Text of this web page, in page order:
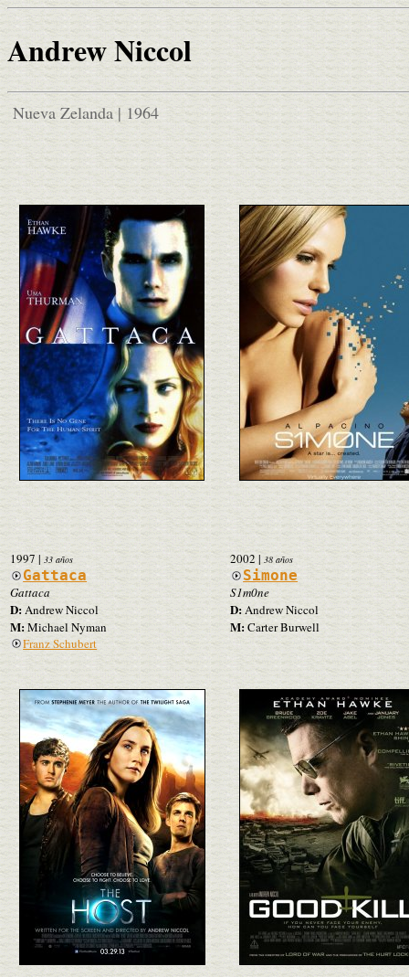
Andrew Niccol
Nueva Zelanda | 1964
1997 | 33 años
Gattaca
Gattaca
D:Andrew Niccol
M:Michael Nyman
Franz Schubert
2002 |38 años
Simone
S1m0ne
D:Andrew Niccol
M:Carter Burwell